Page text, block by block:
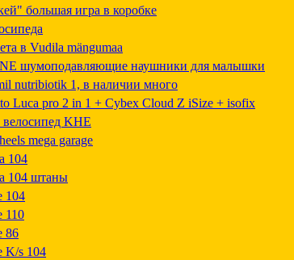
большая игра в коробке
в Vudila mängumaa
шумоподавляющие наушники для малышки
nutribiotik 1, в наличии много
Luca pro 2 in 1 + Cybex Cloud Z iSize + isofix
KHE
mega garage
104
104 штаны
104
110
86
K/s 104